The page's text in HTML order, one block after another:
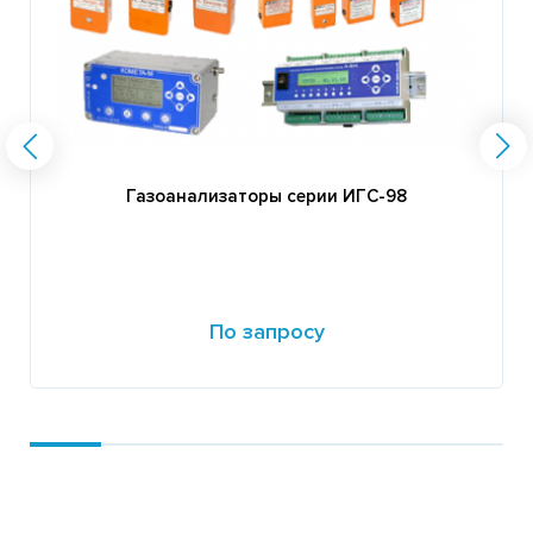
Газоанализаторы серии ИГС-98
По запросу